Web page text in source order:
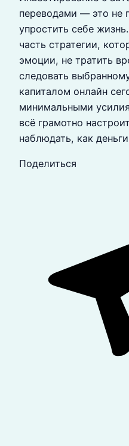
переводами — это не
упростить себе
часть стратегии,
эмоции, не тратить
следовать
капиталом онлайн
минимальными
всё грамотно
наблюдать, как
Поделиться